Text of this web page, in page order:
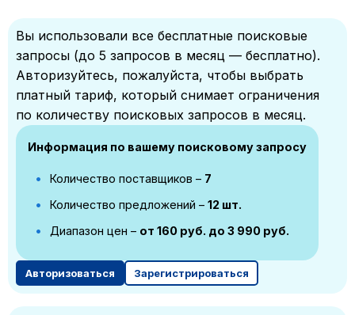
Вы использовали все бесплатные поисковые
запросы (до 5 запросов в месяц — бесплатно).
Авторизуйтесь, пожалуйста, чтобы выбрать
платный тариф, который снимает ограничения
по количеству поисковых запросов в месяц.
Информация по вашему поисковому запросу
Количество поставщиков – 7
Количество предложений – 12 шт.
Диапазон цен – от 160 руб. до 3 990 руб.
Авторизоваться Зарегистрироваться